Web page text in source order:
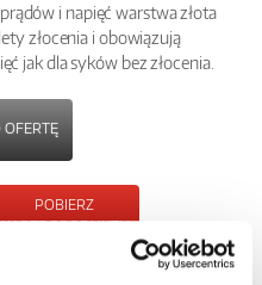
i napięć warstwa złota
złocenia i obowiązują
jak dla syków bez złocenia.
OFERTĘ
POBIERZ
KARTĘ PRODUKTU